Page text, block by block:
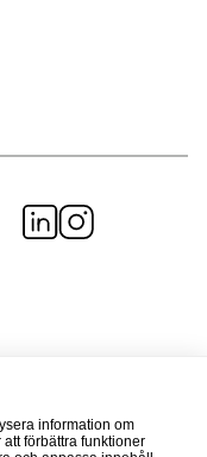
information om
förbättra funktioner